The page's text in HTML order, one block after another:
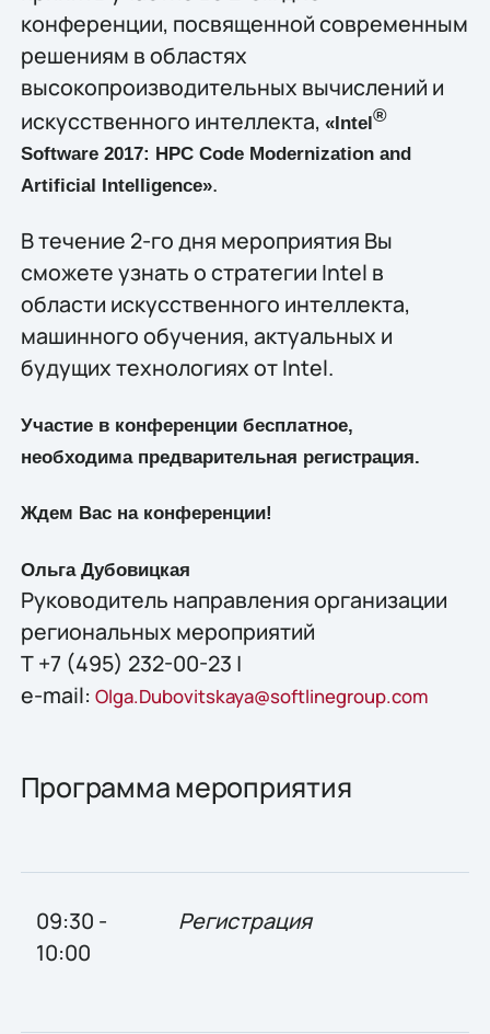
конференции, посвященной современным
решениям в областях
высокопроизводительных вычислений и
искусственного интеллекта, «Intel®
Software 2017: HPC Code Modernization and
Artificial Intelligence».
В течение 2-го дня мероприятия Вы
сможете узнать о стратегии Intel в
области искусственного интеллекта,
машинного обучения, актуальных и
будущих технологиях от Intel.
Участие в конференции бесплатное,
необходима предварительная регистрация.
Ждем Вас на конференции!
Ольга Дубовицкая
Руководитель направления организации
региональных мероприятий
Т +7 (495) 232-00-23 |
e-mail: Olga.Dubovitskaya@softlinegroup.com
Программа мероприятия
09:30 -
10:00
Регистрация